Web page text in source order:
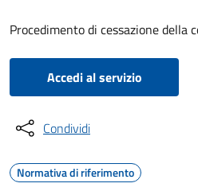
Procedimento di cessazione della
Accedi al servizio
Condividi
Normativa di riferimento